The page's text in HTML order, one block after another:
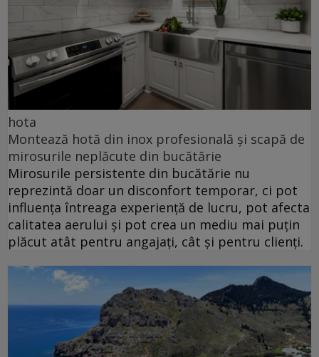
hota
Montează hotă din inox profesională și scapă de
mirosurile neplăcute din bucătărie
Mirosurile persistente din bucătărie nu
reprezintă doar un disconfort temporar, ci pot
influența întreaga experiență de lucru, pot afecta
calitatea aerului și pot crea un mediu mai puțin
plăcut atât pentru angajați, cât și pentru clienți.